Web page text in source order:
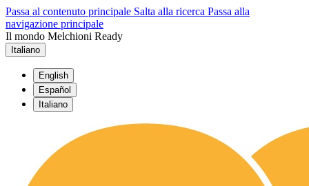
Passa al contenuto principale Salta alla ricerca Passa alla
navigazione principale
Il mondo Melchioni Ready
Italiano
English
Español
Italiano